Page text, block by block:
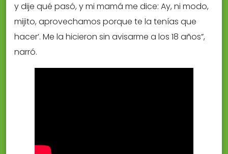
y dije qué pasó, y mi mamá me dice: Ay, ni modo,
mijito, aprovechamos porque te la tenías que
hacer’. Me la hicieron sin avisarme a los 18 años”,
narró.